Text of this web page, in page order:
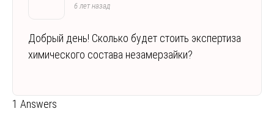
6 лет назад
Добрый день! Сколько будет стоить экспертиза
химического состава незамерзайки?
1 Answers